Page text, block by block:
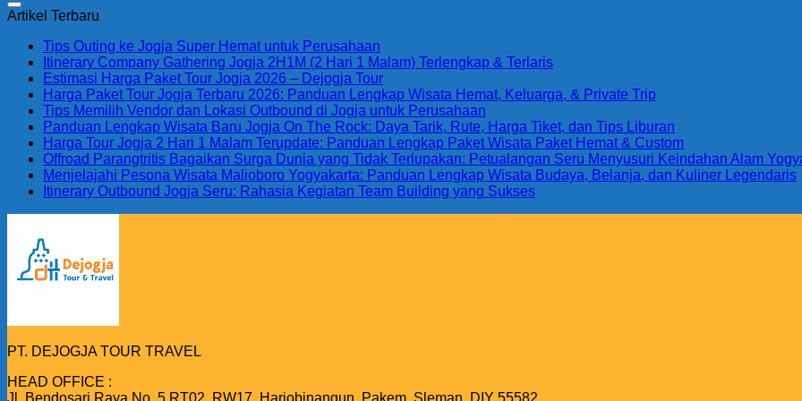
Artikel Terbaru
Tips Outing ke Jogja Super Hemat untuk Perusahaan
Itinerary Company Gathering Jogja 2H1M (2 Hari 1 Malam) Terlengkap & Terlaris
Estimasi Harga Paket Tour Jogja 2026 – Dejogja Tour
Harga Paket Tour Jogja Terbaru 2026: Panduan Lengkap Wisata Hemat, Keluarga, & Private Trip
Tips Memilih Vendor dan Lokasi Outbound di Jogja untuk Perusahaan
Panduan Lengkap Wisata Baru Jogja On The Rock: Daya Tarik, Rute, Harga Tiket, dan Tips Liburan
Harga Tour Jogja 2 Hari 1 Malam Terupdate: Panduan Lengkap Paket Wisata Paket Hemat & Custom
Offroad Parangtritis Bagaikan Surga Dunia yang Tidak Terlupakan: Petualangan Seru Menyusuri Keindahan Alam
Menjelajahi Pesona Wisata Malioboro Yogyakarta: Panduan Lengkap Wisata Budaya, Belanja, dan Kuliner Legendaris
Itinerary Outbound Jogja Seru: Rahasia Kegiatan Team Building yang Sukses
PT. DEJOGJA TOUR TRAVEL
HEAD OFFICE :
Jl, Bendosari Raya No. 5 RT02, RW17, Harjobinangun, Pakem, Sleman, DIY 55582